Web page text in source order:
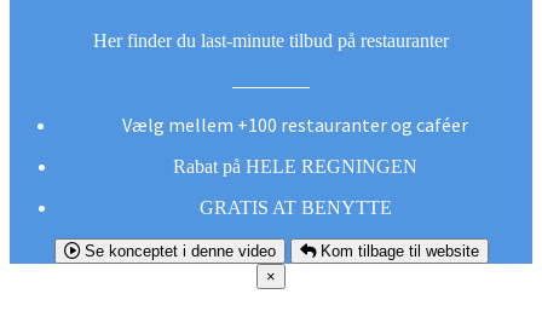
Her finder du last-minute tilbud på restauranter
Vælg mellem +100 restauranter og caféer
Rabat på HELE REGNINGEN
GRATIS AT BENYTTE
Se konceptet i denne video
Kom tilbage til website
×